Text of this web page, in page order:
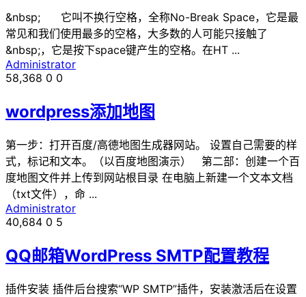
&nbsp; 它叫不换行空格，全称No-Break Space，它是最
常见和我们使用最多的空格，大多数的人可能只接触了
&nbsp;，它是按下space键产生的空格。在HT ...
Administrator
58,368 0 0
wordpress添加地图
第一步：打开百度/高德地图生成器网站。 设置自己需要的样
式，标记和文本。（以百度地图演示） 第二部：创建一个百
度地图文件并上传到网站根目录 在电脑上新建一个文本文档
（txt文件），命 ...
Administrator
40,684 0 5
QQ邮箱WordPress SMTP配置教程
插件安装 插件后台搜索“WP SMTP”插件，安装激活后在设置